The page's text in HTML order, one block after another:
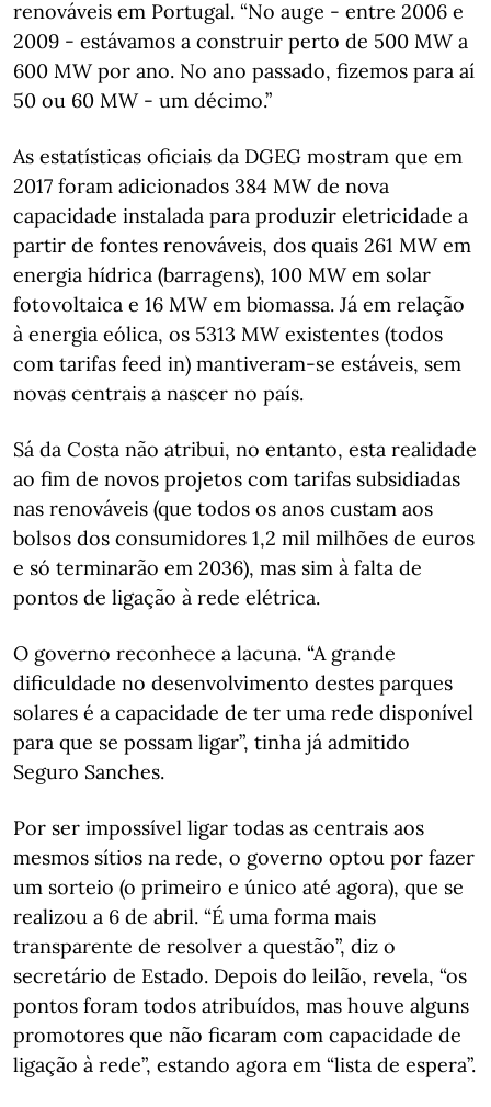
renováveis em Portugal. “No auge - entre 2006 e
2009 - estávamos a construir perto de 500 MW a
600 MW por ano. No ano passado, fizemos para aí
50 ou 60 MW - um décimo.”
As estatísticas oficiais da DGEG mostram que em
2017 foram adicionados 384 MW de nova
capacidade instalada para produzir eletricidade a
partir de fontes renováveis, dos quais 261 MW em
energia hídrica (barragens), 100 MW em solar
fotovoltaica e 16 MW em biomassa. Já em relação
à energia eólica, os 5313 MW existentes (todos
com tarifas feed in) mantiveram-se estáveis, sem
novas centrais a nascer no país.
Sá da Costa não atribui, no entanto, esta realidade
ao fim de novos projetos com tarifas subsidiadas
nas renováveis (que todos os anos custam aos
bolsos dos consumidores 1,2 mil milhões de euros
e só terminarão em 2036), mas sim à falta de
pontos de ligação à rede elétrica.
O governo reconhece a lacuna. “A grande
dificuldade no desenvolvimento destes parques
solares é a capacidade de ter uma rede disponível
para que se possam ligar”, tinha já admitido
Seguro Sanches.
Por ser impossível ligar todas as centrais aos
mesmos sítios na rede, o governo optou por fazer
um sorteio (o primeiro e único até agora), que se
realizou a 6 de abril. “É uma forma mais
transparente de resolver a questão”, diz o
secretário de Estado. Depois do leilão, revela, “os
pontos foram todos atribuídos, mas houve alguns
promotores que não ficaram com capacidade de
ligação à rede”, estando agora em “lista de espera”.